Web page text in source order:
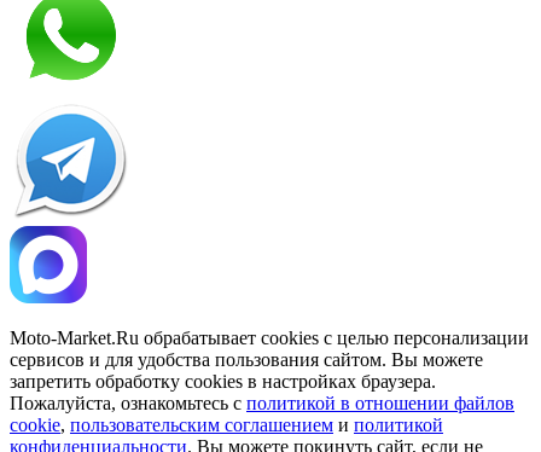
Moto-Market.Ru обрабатывает сookies с целью персонализации
сервисов и для удобства пользования сайтом. Вы можете
запретить обработку сookies в настройках браузера.
Пожалуйста, ознакомьтесь с политикой в отношении файлов
cookie, пользовательским соглашением и политикой
конфиденциальности. Вы можете покинуть сайт, если не